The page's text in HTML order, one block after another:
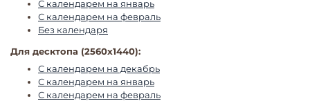
С календарем на январь
С календарем на февраль
Без календаря
Для десктопа (2560x1440):
С календарем на декабрь
С календарем на январь
С календарем на февраль